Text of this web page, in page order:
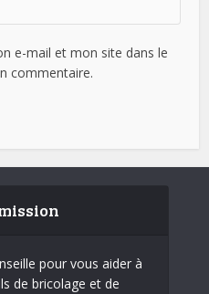
e-mail et mon site dans le
commentaire.
pour vous aider à
de bricolage et de